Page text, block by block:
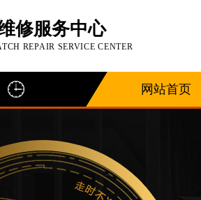
修服务中心
REPAIR SERVICE CENTER
网站首页